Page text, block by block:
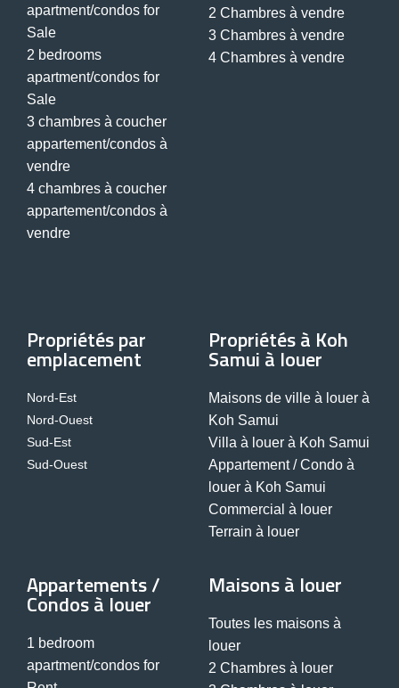
apartment/condos for
Sale
2 bedrooms
apartment/condos for
Sale
3 chambres à coucher
appartement/condos à
vendre
4 chambres à coucher
appartement/condos à
vendre
2 Chambres à vendre
3 Chambres à vendre
4 Chambres à vendre
Propriétés par
emplacement
Nord-Est
Nord-Ouest
Sud-Est
Sud-Ouest
Propriétés à Koh
Samui à louer
Maisons de ville à louer à
Koh Samui
Villa à louer à Koh Samui
Appartement / Condo à
louer à Koh Samui
Commercial à louer
Terrain à louer
Appartements /
Condos à louer
1 bedroom
apartment/condos for
Maisons à louer
Toutes les maisons à
louer
2 Chambres à louer